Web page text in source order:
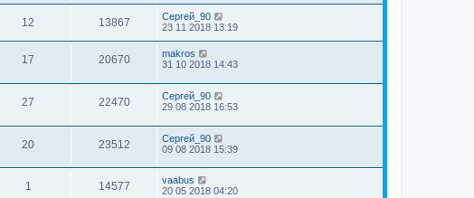
12 13867
Сергей_90
23 11 2018 13:19
17 20670
makros
31 10 2018 14:43
27 22470
Сергей_90
29 08 2018 16:53
20 23512
Сергей_90
09 08 2018 15:39
1 14577
vaabus
20 05 2018 04:20